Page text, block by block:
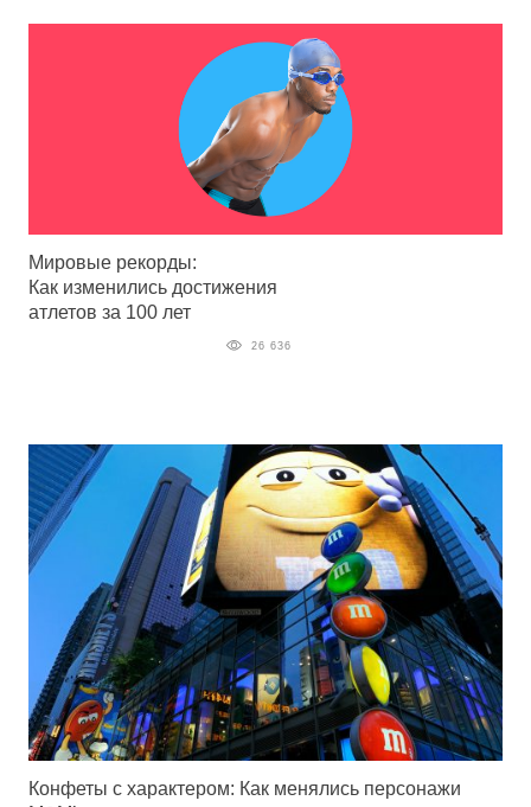
Мировые рекорды:
Как изменились достижения
атлетов за 100 лет
26 636
Конфеты с характером: Как менялись персонажи